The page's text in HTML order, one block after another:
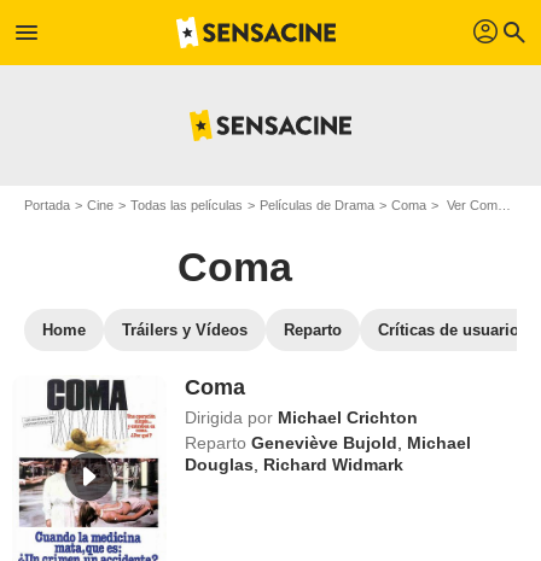
menu profil search
Portada Cine Todas las películas Películas de Drama Coma Ver Coma en streaming
Coma
Home Tráilers y Vídeos Reparto Críticas de usuarios
Coma
Dirigida por Michael Crichton
Reparto Geneviève Bujold
Michael
Douglas
Richard Widmark